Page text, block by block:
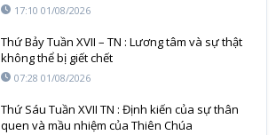
17:10 01/08/2026
Thứ Bảy Tuần XVII – TN : Lương tâm và sự thật
không thể bị giết chết
07:28 01/08/2026
Thứ Sáu Tuần XVII TN : Định kiến của sự thân
quen và mầu nhiệm của Thiên Chúa